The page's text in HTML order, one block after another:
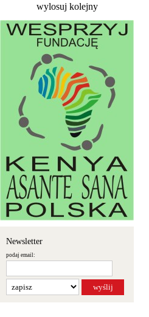
wylosuj kolejny
Newsletter
podaj email: